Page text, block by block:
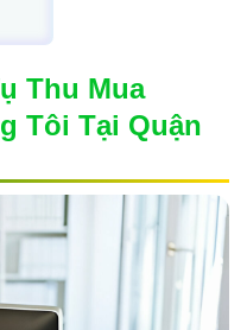
Thu Mua
Tôi Tại Quận